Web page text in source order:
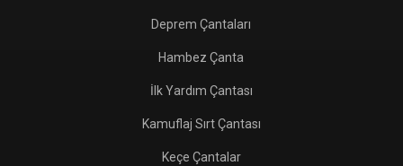
Deprem Çantaları
Hambez Çanta
İlk Yardım Çantası
Kamuflaj Sırt Çantası
Keçe Çantalar